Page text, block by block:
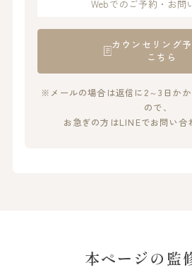
Webでのご予約・お問
カウンセリング
こちら
※メールの場合は返信に2～3日か
ので、
お急ぎの方はLINEでお問い合
本ページの監